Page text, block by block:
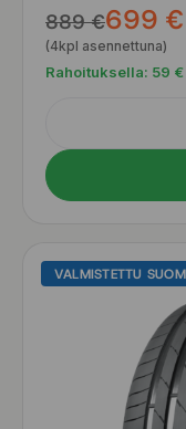
889 €699 €
(4kpl asennettuna)
Rahoituksella: 59
VALMISTETTU